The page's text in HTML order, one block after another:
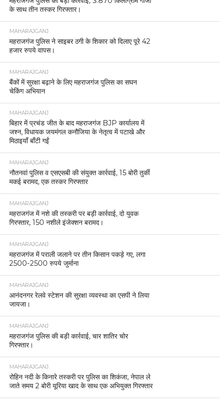
के साथ तीन तस्कर गिरफ्तार।
MAHARAJGANJ
महराजगंज पुलिस ने साइबर ठगी के शिकार को दिलाए पूरे 42
हजार रुपये वापस।
MAHARAJGANJ
बैंकों में सुरक्षा बढ़ाने के लिए महराजगंज पुलिस का सघन
चेकिंग अभियान
MAHARAJGANJ
बिहार में प्रचंड जीत के बाद महराजगंज BJP कार्यालय में
जश्न, विधायक जयमंगल कनौजिया के नेतृत्व में पटाखे और
मिठाइयाँ बाँटी गईं
MAHARAJGANJ
नौतनवां पुलिस व एसएसबी की संयुक्त कार्रवाई, 15 बोरी तुर्की
मकई बरामद, एक तस्कर गिरफ्तार
MAHARAJGANJ
महराजगंज में नशे की तस्करी पर बड़ी कार्रवाई, दो युवक
गिरफ्तार, 150 नशीले इंजेक्शन बरामद।
MAHARAJGANJ
महराजगंज में पराली जलाने पर तीन किसान पकड़े गए, लगा
2500-2500 रुपये जुर्माना
MAHARAJGANJ
आनंदनगर रेलवे स्टेशन की सुरक्षा व्यवस्था का एसपी ने लिया
जायजा।
MAHARAJGANJ
महराजगंज पुलिस की बड़ी कार्रवाई, चार शातिर चोर
गिरफ्तार।
MAHARAJGANJ
रोहिन नदी के किनारे तस्करी पर पुलिस का शिकंजा, नेपाल ले
जाते समय 2 बोरी यूरिया खाद के साथ एक अभियुक्त गिरफ्तार